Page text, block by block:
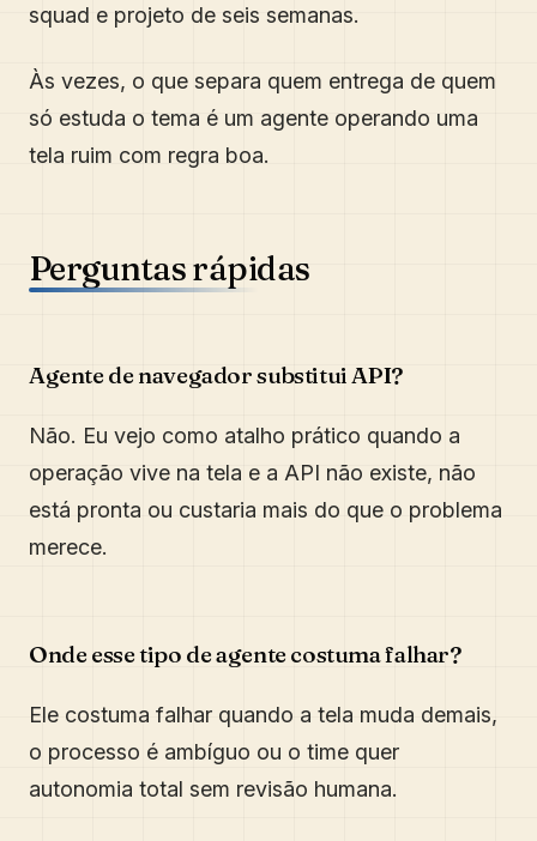
squad e projeto de seis semanas.
Às vezes, o que separa quem entrega de quem
só estuda o tema é um agente operando uma
tela ruim com regra boa.
Perguntas rápidas
Agente de navegador substitui API?
Não. Eu vejo como atalho prático quando a
operação vive na tela e a API não existe, não
está pronta ou custaria mais do que o problema
merece.
Onde esse tipo de agente costuma falhar?
Ele costuma falhar quando a tela muda demais,
o processo é ambíguo ou o time quer
autonomia total sem revisão humana.